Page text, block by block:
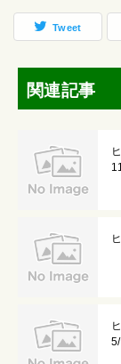
Tweet
関連記事